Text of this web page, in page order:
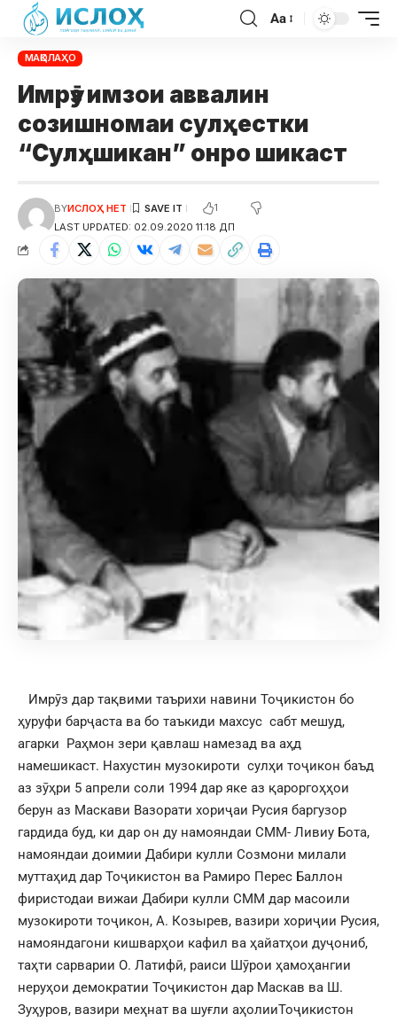
Aa
МАҚОЛАҲО
Имрӯз имзои аввалин
созишномаи сулҳестки
“Сулҳшикан” онро шикаст
LAST UPDATED: 02.09.2020 11:18 ДП
BYИСЛОҲ НЕТ 1
Имрӯз дар тақвими таърихи навини Тоҷикистон бо
ҳуруфи барҷаста ва бо таъкиди махсус сабт мешуд,
агарки Раҳмон зери қавлаш намезад ва аҳд
намешикаст. Нахустин музокироти сулҳи тоҷикон баъд
аз зӯҳри 5 апрели соли 1994 дар яке аз қароргоҳҳои
берун аз Маскави Вазорати хориҷаи Русия баргузор
гардида буд, ки дар он ду намояндаи СММ- Ливиу Бота,
намояндаи доимии Дабири кулли Созмони милали
муттаҳид дар Тоҷикистон ва Рамиро Перес Баллон
фиристодаи вижаи Дабири кулли СММ дар масоили
музокироти тоҷикон, А. Козырев, вазири хориҷии Русия,
намояндагони кишварҳои кафил ва ҳайатҳои дуҷониб,
таҳти сарварии О. Латифӣ, раиси Шӯрои ҳамоҳангии
неруҳои демократии Тоҷикистон дар Маскав ва Ш.
Зуҳуров, вазири меҳнат ва шуғли аҳолииТоҷикистон